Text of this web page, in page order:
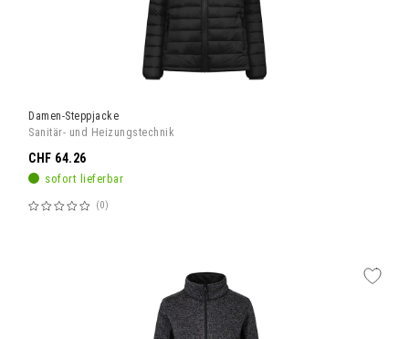
Damen-Steppjacke
Sanitär- und Heizungstechnik
sofort lieferbar
Bewertung:
0
CHF 64.26